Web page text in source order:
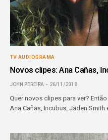
TV AUDIOGRAMA
Novos clipes: Ana Cañas,
JOHN PEREIRA 26/11/2018
Quer novos clipes para ver?
Ana Cañas, Incubus, Jaden Smith